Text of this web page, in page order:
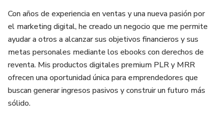
Bónus Grátis
1 Planeador de mídia social.
2 Vamos começar pelo canva.
Con años de experiencia en ventas y una nueva pasión por
el marketing digital, he creado un negocio que me permite
ayudar a otros a alcanzar sus objetivos financieros y sus
metas personales mediante los ebooks con derechos de
reventa. Mis productos digitales premium PLR y MRR
ofrecen una oportunidad única para emprendedores que
buscan generar ingresos pasivos y construir un futuro más
sólido.